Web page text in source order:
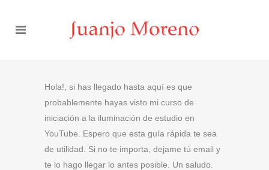
Hola!, si has llegado hasta aquí es que
probablemente hayas visto mi curso de
iniciación a la iluminación de estudio en
YouTube. Espero que esta guía rápida te sea
de utilidad. Si no te importa, dejame tú email y
te lo hago llegar lo antes posible. Un saludo.